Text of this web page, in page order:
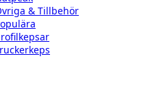
& Tillbehör